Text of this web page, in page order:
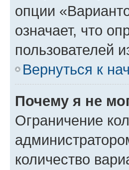
опции
означает, что
пользователей
Вернуться к
Почему я не
Ограничение
количество